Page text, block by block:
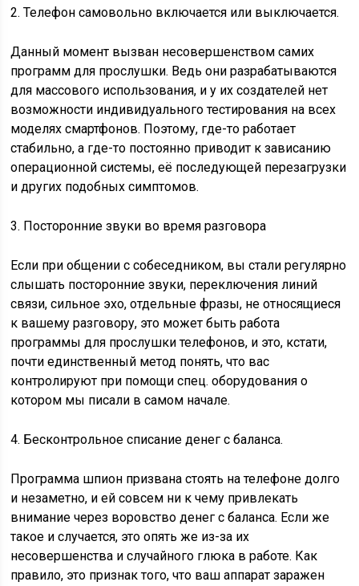
2. Телефон самовольно включается или выключается.
Данный момент вызван несовершенством самих
программ для прослушки. Ведь они разрабатываются
для массового использования, и у их создателей нет
возможности индивидуального тестирования на всех
моделях смартфонов. Поэтому, где-то работает
стабильно, а где-то постоянно приводит к зависанию
операционной системы, её последующей перезагрузки
и других подобных симптомов.
3. Посторонние звуки во время разговора
Если при общении с собеседником, вы стали регулярно
слышать посторонние звуки, переключения линий
связи, сильное эхо, отдельные фразы, не относящиеся
к вашему разговору, это может быть работа
программы для прослушки телефонов, и это, кстати,
почти единственный метод понять, что вас
контролируют при помощи спец. оборудования о
котором мы писали в самом начале.
4. Бесконтрольное списание денег с баланса.
Программа шпион призвана стоять на телефоне долго
и незаметно, и ей совсем ни к чему привлекать
внимание через воровство денег с баланса. Если же
такое и случается, это опять же из-за их
несовершенства и случайного глюка в работе. Как
правило, это признак того, что ваш аппарат заражен